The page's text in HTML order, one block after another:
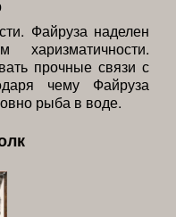
Файруза наделен
прочные связи с
чему Файруза
рыба в воде.